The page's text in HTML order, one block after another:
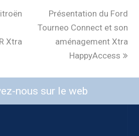
Xtra
Présentation du Ford
Tourneo Connect et son
aménagement Xtra
HappyAccess
nous sur le web